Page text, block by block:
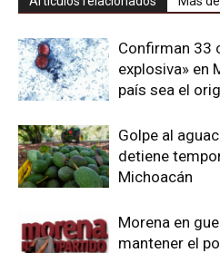
Confirman 33
explosiva» en
país sea el
Golpe al
detiene
Michoacán
Morena en
mantener el